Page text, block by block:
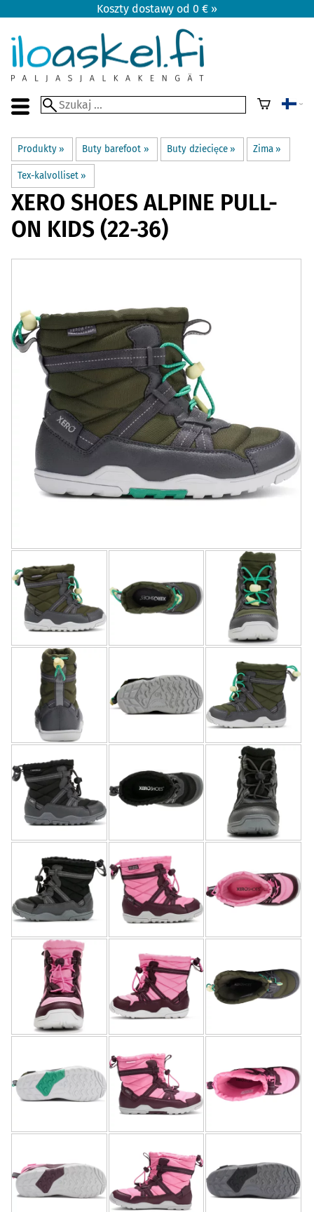
Koszty dostawy od 0 € »
Produkty ‪» Buty barefoot ‪» Buty dziecięce ‪» Zima ‪»
Tex-kalvolliset ‪»
XERO SHOES ALPINE PULL-
ON KIDS (22-36)